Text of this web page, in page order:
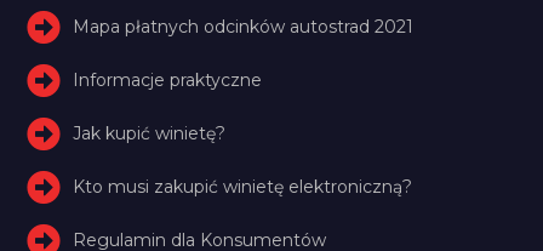
Mapa płatnych odcinków autostrad 2021
Informacje praktyczne
Jak kupić winietę?
Kto musi zakupić winietę elektroniczną?
Regulamin dla Konsumentów